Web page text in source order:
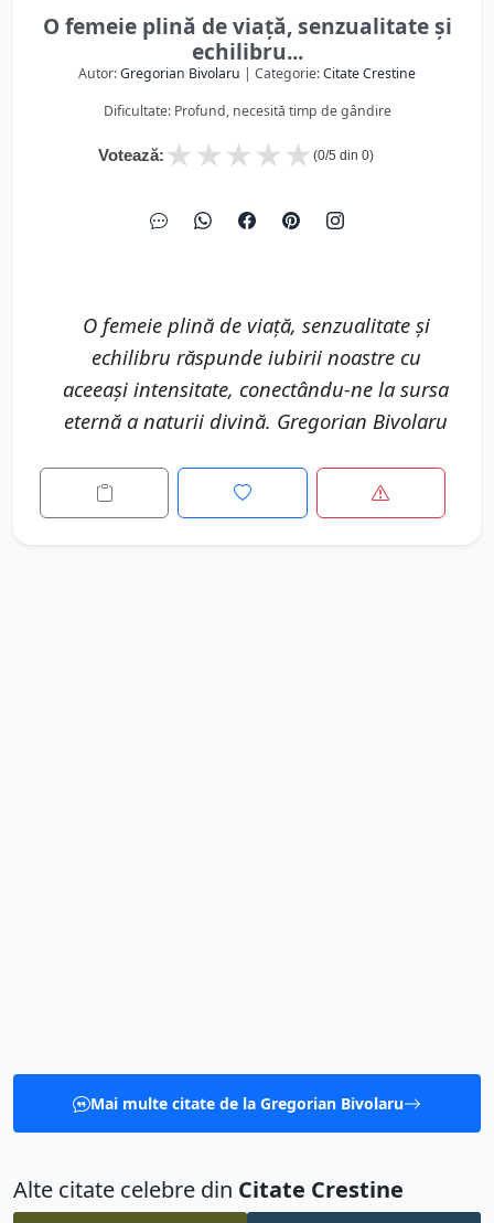
O femeie plină de viață, senzualitate și
echilibru...
Autor:Gregorian Bivolaru | Categorie:Citate Crestine
Dificultate: Profund, necesită timp de gândire
Votează: ★
★
★
★
★ (0/5 din 0)
O femeie plină de viață, senzualitate și
echilibru răspunde iubirii noastre cu
aceeași intensitate, conectându-ne la sursa
eternă a naturii divină. Gregorian Bivolaru
Mai multe citate de la Gregorian Bivolaru
Alte citate celebre din Citate Crestine